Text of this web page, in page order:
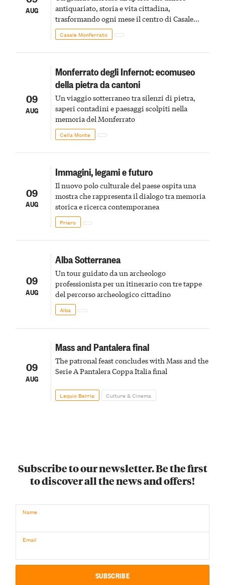
AUG
antiquariato, storia e vita cittadina,
trasformando ogni mese il centro di Casale
Monferrato in un luogo di scoperta e racconto
Casale Monferrato
09
AUG
Monferrato degli Infernot: ecomuseo
della pietra da cantoni
Un viaggio sotterraneo tra silenzi di pietra,
saperi contadini e paesaggi scolpiti nella
memoria del Monferrato
Cella Monte
09
AUG
Immagini, legami e futuro
Il nuovo polo culturale del paese ospita una
mostra che rappresenta il dialogo tra memoria
storica e ricerca contemporanea
Priero
09
AUG
Alba Sotterranea
Un tour guidato da un archeologo
professionista per un itinerario con tre tappe
del percorso archeologico cittadino
Alba
09
AUG
Mass and Pantalera final
The patronal feast concludes with Mass and the
Serie A Pantalera Coppa Italia final
Lequio Berria Culture & Cinema
Subscribe to our newsletter. Be the first
to discover all the news and offers!
Name
Email